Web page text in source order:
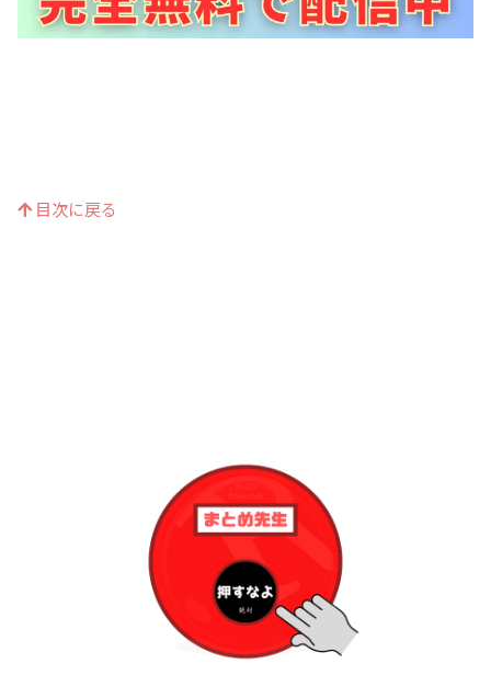
目次に戻る